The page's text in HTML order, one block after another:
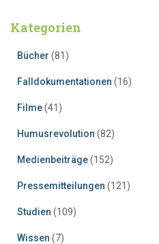
Kategorien
Bücher (81)
Falldokumentationen (16)
Filme(41)
Humusrevolution (82)
Medienbeiträge(152)
Pressemitteilungen (121)
Studien (109)
Wissen (7)